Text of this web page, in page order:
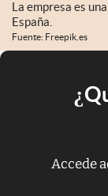
La empresa es
España.
Fuente: Freepik.es
Accede